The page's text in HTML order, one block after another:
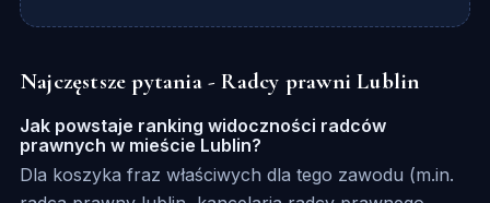
Najczęstsze pytania - Radcy prawni Lublin
Jak powstaje ranking widoczności radców
prawnych w mieście Lublin?
Dla koszyka fraz właściwych dla tego zawodu (m.in.